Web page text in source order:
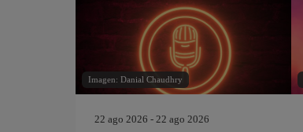
Imagen: Danial Chaudhry
22 ago 2026 - 22 ago 2026